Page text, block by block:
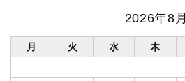
2026年8月
月 火 水 木